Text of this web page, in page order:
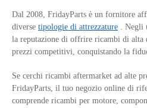
Dal 2008, FridayParts è un fornitore
diverse tipologie di attrezzature . Negli
la reputazione di offrire ricambi di alta
prezzi competitivi, conquistando la
Se cerchi ricambi aftermarket ad alte
FridayParts, il tuo negozio online di
comprende ricambi per motore,